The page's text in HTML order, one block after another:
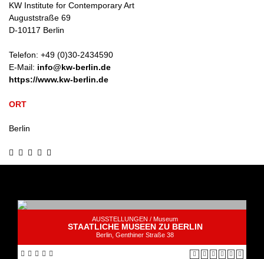
KW Institute for Contemporary Art
Auguststraße 69
D-10117 Berlin
Telefon: +49 (0)30-2434590
E-Mail: info@kw-berlin.de
https://www.kw-berlin.de
ORT
Berlin
AUSSTELLUNGEN / Museum
STAATLICHE MUSEEN ZU BERLIN
Berlin, Genthiner Straße 38